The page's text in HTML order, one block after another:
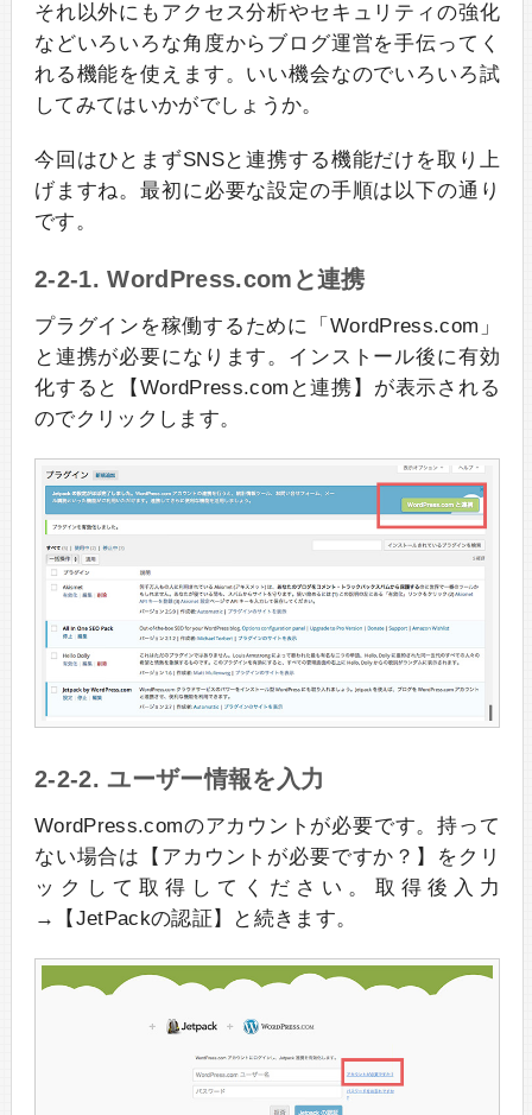
それ以外にもアクセス分析やセキュリティの強化
などいろいろな角度からブログ運営を手伝ってく
れる機能を使えます。いい機会なのでいろいろ試
してみてはいかがでしょうか。
今回はひとまずSNSと連携する機能だけを取り上
げますね。最初に必要な設定の手順は以下の通り
です。
2-2-1. WordPress.comと連携
プラグインを稼働するために「WordPress.com」
と連携が必要になります。インストール後に有効
化すると【WordPress.comと連携】が表示される
のでクリックします。
2-2-2. ユーザー情報を入力
WordPress.comのアカウントが必要です。持って
ない場合は【アカウントが必要ですか？】をクリ
ックして取得してください。取得後入力
→【JetPackの認証】と続きます。